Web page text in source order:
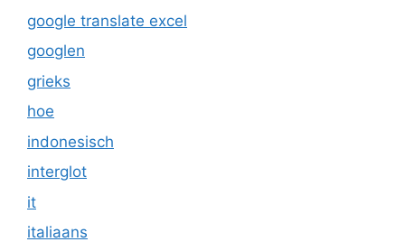
google translate excel
googlen
grieks
hoe
indonesisch
interglot
it
italiaans